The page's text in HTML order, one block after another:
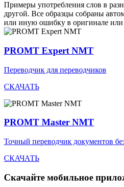
Примеры употребления слов в
другой. Все образцы собраны
или иную ошибку в оригинале
PROMT Expert NMT
Переводчик для переводчиков
СКАЧАТЬ
PROMT Master NMT
Точный переводчик документов
СКАЧАТЬ
Скачайте мобильное